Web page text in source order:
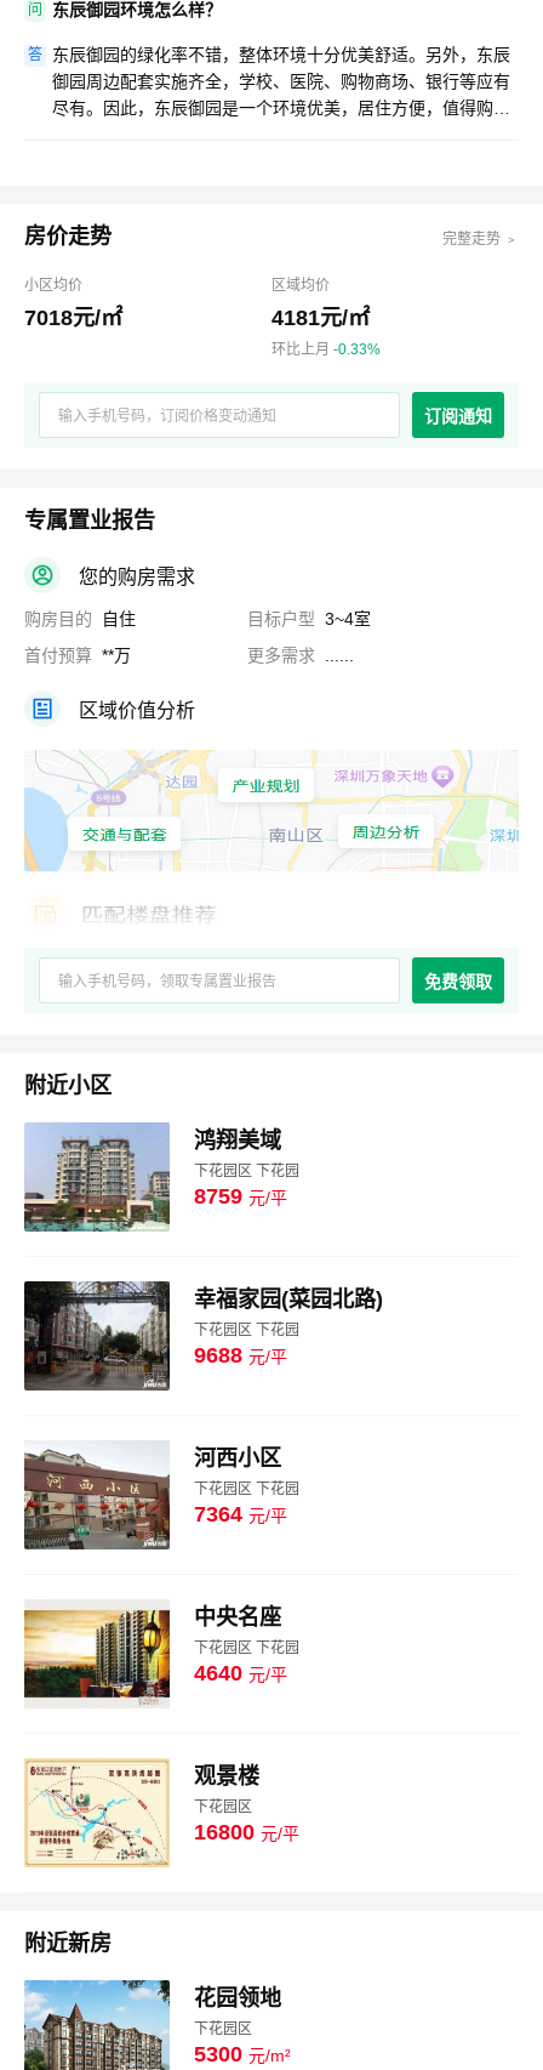
问 东辰御园环境怎么样？
答
东辰御园的绿化率不错，整体环境十分优美舒适。另外，东辰
御园周边配套实施齐全，学校、医院、购物商场、银行等应有
尽有。因此，东辰御园是一个环境优美，居住方便，值得购买
房价走势 完整走势 ﹥
小区均价
7018元/㎡
区域均价
4181元/㎡
环比上月 -0.33%
订阅通知
专属置业报告
您的购房需求
购房目的 自住 目标户型 3~4室
首付预算 **万 更多需求
区域价值分析
免费领取
附近小区
图片
鸿翔美域
下花园区 下花园
8759 元/平
图片
幸福家园(菜园北路)
下花园区 下花园
9688 元/平
图片
河西小区
下花园区 下花园
7364 元/平
图片
中央名座
下花园区 下花园
4640 元/平
图片
观景楼
下花园区
16800 元/平
附近新房
花园领地
下花园区
5300 元/m²